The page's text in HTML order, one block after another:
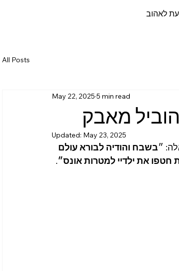
לאהוב
All Posts
מאבק
May 22, 2025 5 min read
Updated: May 23, 2025
בשבח והודיה לבורא עולם
חטפו את ילדיי למטרות אונס״.